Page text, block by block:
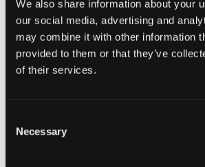
We also share information about your
our social media, advertising and
may combine it with other information
provided to them or that they’ve
of their services.
Selection
Necessary
Liten Riktig
STØRRELSESTABELL
Fri frakt over 999 kr